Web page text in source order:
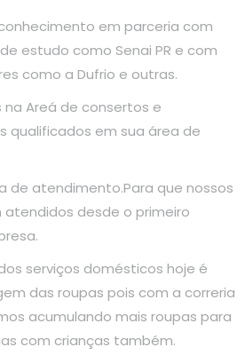
em parceria com
estudo como Senai PR e com
como a Dufrio e outras.
na Areá de consertos e
qualificados em sua área de
de atendimento.Para que nossos
desde o primeiro
serviços domésticos hoje é
das roupas pois com a correria
acumulando mais roupas para
com crianças também.